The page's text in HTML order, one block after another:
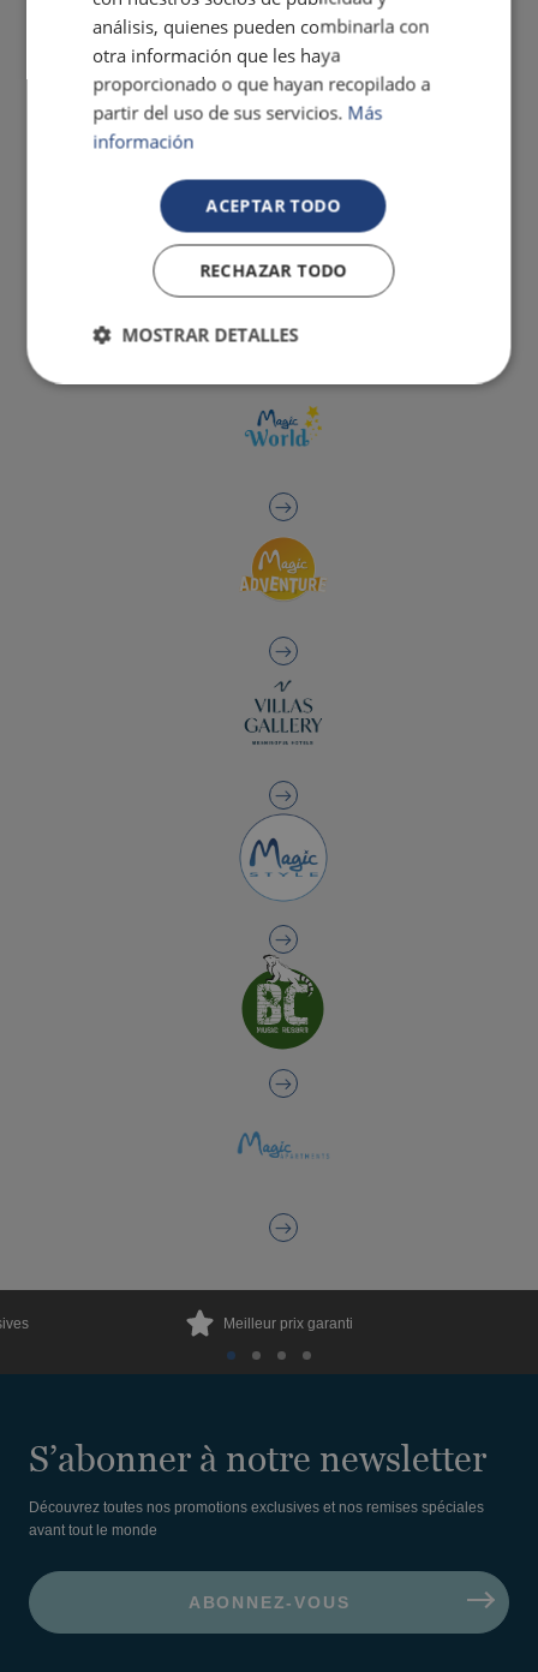
Meilleur prix garanti
S’abonner à notre newsletter
Découvrez toutes nos promotions exclusives et nos remises spéciales
avant tout le monde
análisis, quienes pueden combinarla con
otra información que les haya
proporcionado o que hayan recopilado a
partir del uso de sus servicios. Más
información
ACEPTAR TODO
RECHAZAR TODO
MOSTRAR DETALLES